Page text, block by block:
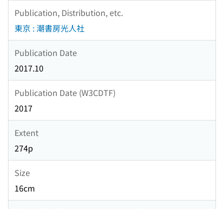
Publication, Distribution, etc.
東京 : 潮書房光人社
Publication Date
2017.10
Publication Date (W3CDTF)
2017
Extent
274p
Size
16cm